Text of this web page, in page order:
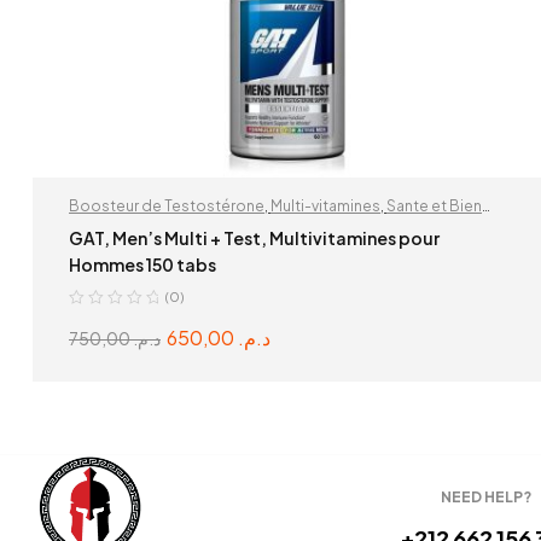
Boosteur de Testostérone Multi-vitamines Sante et Bien
Etre
GAT, Men’s Multi + Test, Multivitamines pour
Hommes 150 tabs
(0)
د.م.750,00 د.م.
NEED HELP?